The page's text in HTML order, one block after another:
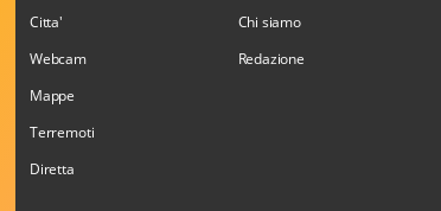
Citta'
Webcam
Mappe
Terremoti
Diretta
Chi siamo
Redazione